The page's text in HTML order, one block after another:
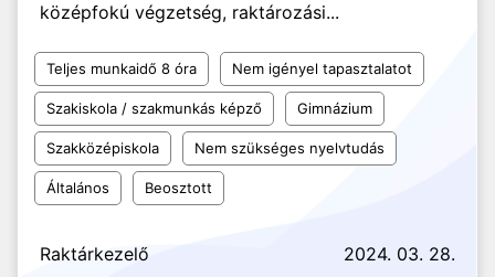
középfokú végzetség, raktározási...
Teljes munkaidő 8 óra Nem igényel tapasztalatot
Szakiskola / szakmunkás képző Gimnázium
Szakközépiskola Nem szükséges nyelvtudás
Általános Beosztott
Raktárkezelő 2024. 03. 28.